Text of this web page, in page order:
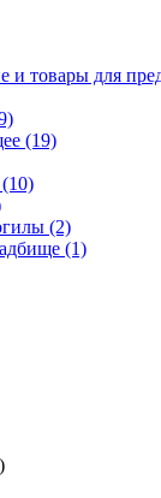
и товары для
(19)
(2)
(1)